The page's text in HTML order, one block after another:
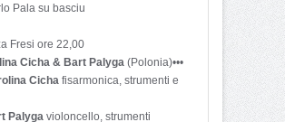
Pala su basciu
Fresi ore 22,00
Cicha & Bart Palyga (Polonia)•••
Cicha fisarmonica, strumenti e
Palyga violoncello, strumenti